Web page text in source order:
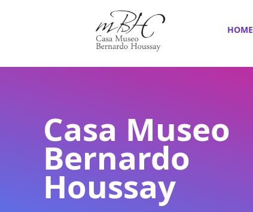
HOME
Casa Museo
Bernardo
Houssay